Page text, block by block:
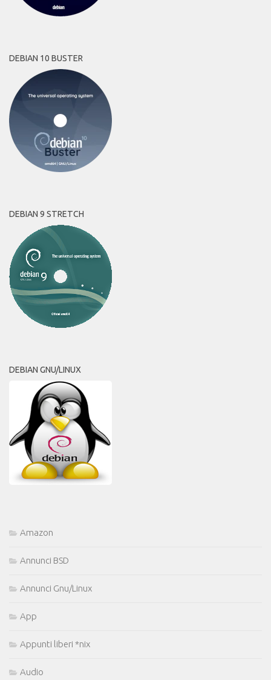
DEBIAN 10 BUSTER
DEBIAN 9 STRETCH
DEBIAN GNU/LINUX
Amazon
Annunci BSD
Annunci Gnu/Linux
App
Appunti liberi *nix
Audio